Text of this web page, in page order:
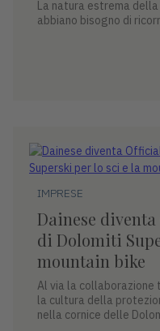
La natura estrema
abbiano bisogno di
IMPRESE
Dainese
di Dolomiti
mountain bike
Al via la collaborazione
la cultura della
nella cornice delle